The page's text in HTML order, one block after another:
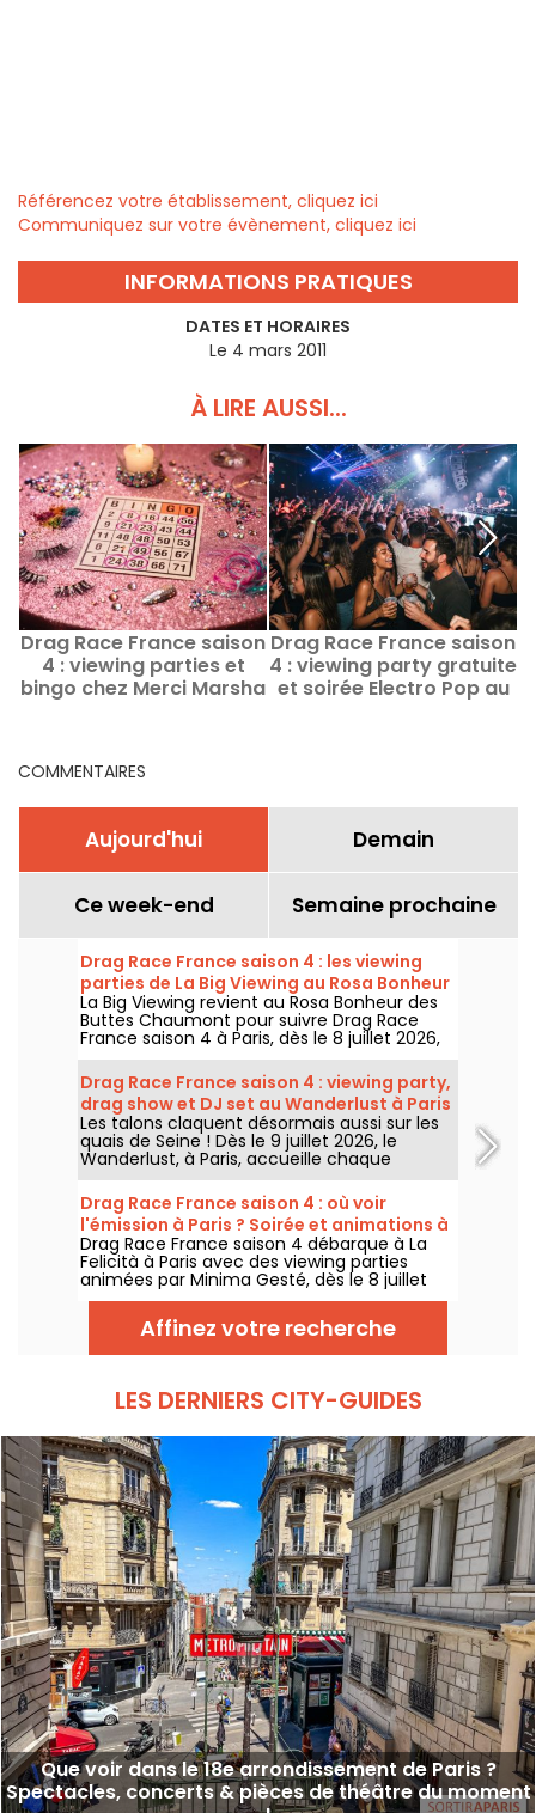
Référencez votre établissement, cliquez ici
Communiquez sur votre évènement, cliquez ici
INFORMATIONS PRATIQUES
DATES ET HORAIRES
Le 4 mars 2011
À LIRE AUSSI...
Drag Race France saison
4 : viewing parties et
bingo chez Merci Marsha
Drag Race France saison
4 : viewing party gratuite
et soirée Electro Pop au
COMMENTAIRES
Aujourd'hui Demain
Ce week-end Semaine prochaine
Drag Race France saison 4 : les viewing
parties de La Big Viewing au Rosa Bonheur
La Big Viewing revient au Rosa Bonheur des
Buttes Chaumont pour suivre Drag Race
France saison 4 à Paris, dès le 8 juillet 2026,
puis chaque soir de diffusion. Animée par La
Big Bertha, cette viewing party réunit
projection de l’épisode, performances drag,
quiz, invités et surprises.
Drag Race France saison 4 : viewing party,
drag show et DJ set au Wanderlust à Paris
Les talons claquent désormais aussi sur les
quais de Seine ! Dès le 9 juillet 2026, le
Wanderlust, à Paris, accueille chaque
semaine une viewing party de Drag Race
France saison 4, avec projection des
épisodes, drag shows et DJ sets jusqu'au
bout de la nuit.
Drag Race France saison 4 : où voir
l'émission à Paris ? Soirée et animations à
La Felicità
Drag Race France saison 4 débarque à La
Felicità à Paris avec des viewing parties
animées par Minima Gesté, dès le 8 juillet
2026. Performances drag, animations
gratuites et food trucks complètent le
programme.Affinez votre recherche
LES DERNIERS CITY-GUIDES
Que voir dans le 18e arrondissement de Paris ?
Spectacles, concerts & pièces de théâtre du moment